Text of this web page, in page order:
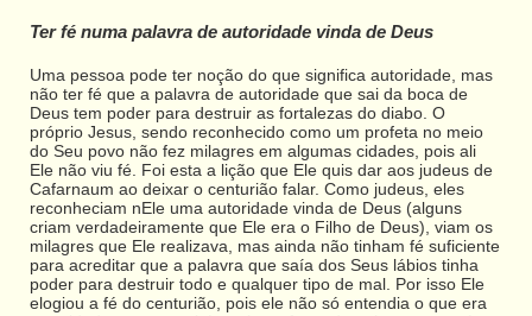
Ter fé numa palavra de autoridade vinda de Deus
Uma pessoa pode ter noção do que significa autoridade, mas
não ter fé que a palavra de autoridade que sai da boca de
Deus tem poder para destruir as fortalezas do diabo. O
próprio Jesus, sendo reconhecido como um profeta no meio
do Seu povo não fez milagres em algumas cidades, pois ali
Ele não viu fé. Foi esta a lição que Ele quis dar aos judeus de
Cafarnaum ao deixar o centurião falar. Como judeus, eles
reconheciam nEle uma autoridade vinda de Deus (alguns
criam verdadeiramente que Ele era o Filho de Deus), viam os
milagres que Ele realizava, mas ainda não tinham fé suficiente
para acreditar que a palavra que saía dos Seus lábios tinha
poder para destruir todo e qualquer tipo de mal. Por isso Ele
elogiou a fé do centurião, pois ele não só entendia o que era